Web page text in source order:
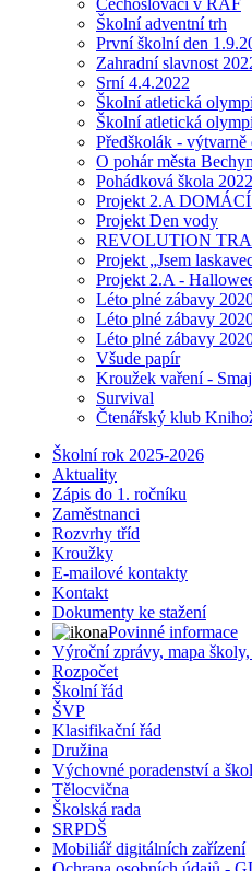
Školní adventní trh
První školní den
Zahradní slavnost
Srní 4.4.2022
Školní atletická
Školní atletická
Předškolák - výtvarně
O pohár města
Pohádková škola 2022
Projekt 2.A
Projekt Den vody
REVOLUTION
Projekt „Jsem
Projekt 2.A -
Léto plné zábavy
Léto plné zábavy
Léto plné zábavy
Všude papír
Kroužek vaření -
Survival
Čtenářský klub
Školní rok 2025-2026
Aktuality
Zápis do 1. ročníku
Zaměstnanci
Rozvrhy tříd
Kroužky
E-mailové kontakty
Kontakt
Dokumenty ke stažení
Povinné informace
Výroční zprávy, mapa
Rozpočet
Školní řád
ŠVP
Klasifikační řád
Družina
Výchovné poradenství a
Tělocvična
Školská rada
SRPDŠ
Mobiliář digitálních zařízení